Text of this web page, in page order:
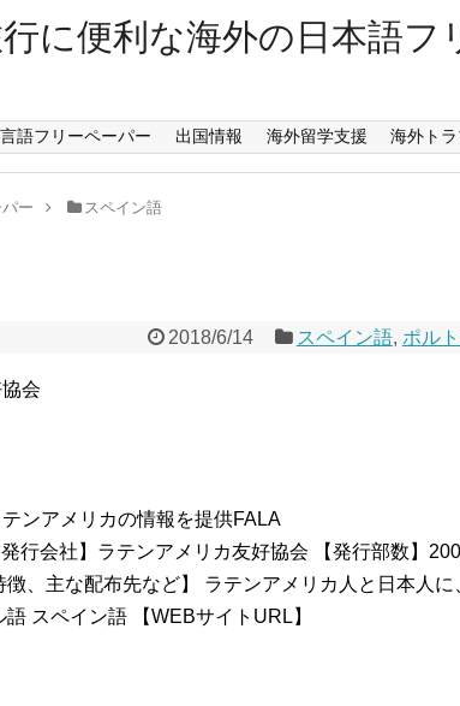
に便利な海外の日本語
語フリーペーパー 出国情報 海外留学支援 海外ト
ー スペイン語
2018/6/14 スペイン語, ポル
会
ンアメリカの情報を提供FALA
行会社】ラテンアメリカ友好協会 【発行部数】
、主な配布先など】 ラテンアメリカ人と日本人に
スペイン語 【WEBサイトURL】